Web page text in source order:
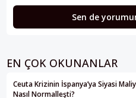
Sen de
EN ÇOK OKUNANLAR
Ceuta Krizinin İspanya’ya Siyasi
Nasıl Normalleşti?